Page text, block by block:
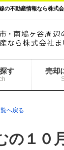
の不動産情報なら株式
す 売却
へ戻る
の１０